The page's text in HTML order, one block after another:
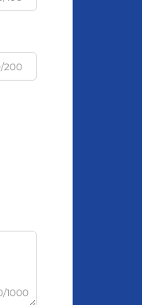
200
1000